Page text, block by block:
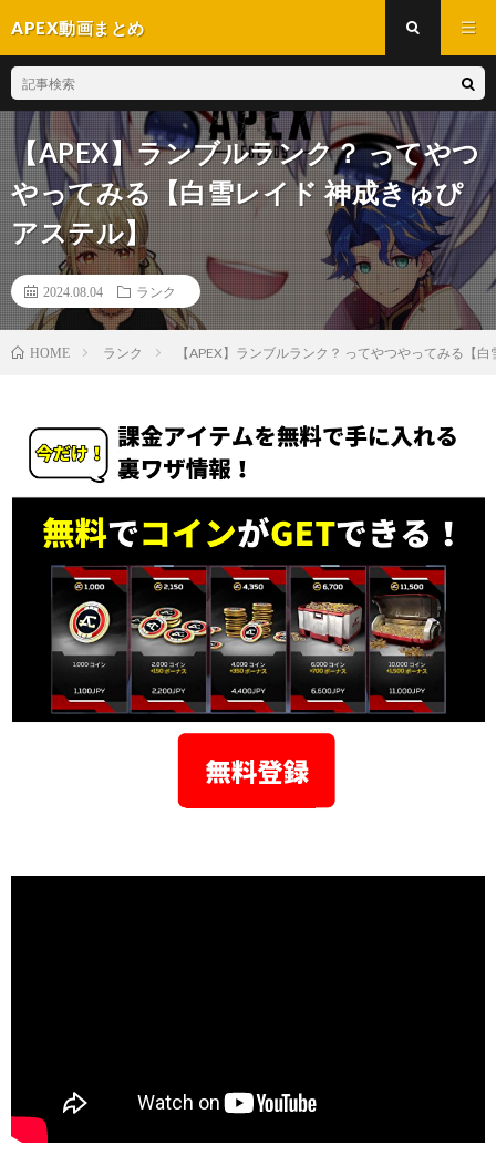
APEX動画まとめ
【APEX】ランブルランク？ ってやつ
やってみる【白雪レイド 神成きゅぴ
アステル】
2024.08.04 ランク
HOME ランク 【APEX】ランブルランク？ ってやつやってみる【